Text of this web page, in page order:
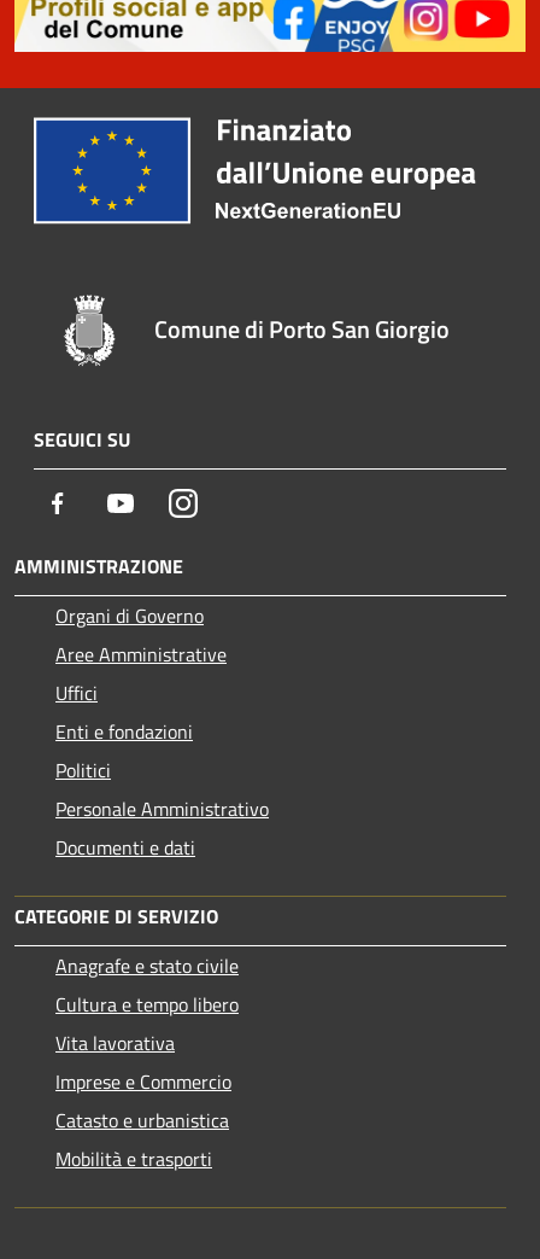
Comune di Porto San Giorgio
SEGUICI SU
Facebook YoutubeInstagram
AMMINISTRAZIONE
Organi di Governo
Aree Amministrative
Uffici
Enti e fondazioni
Politici
Personale Amministrativo
Documenti e dati
CATEGORIE DI SERVIZIO
Anagrafe e stato civile
Cultura e tempo libero
Vita lavorativa
Imprese e Commercio
Catasto e urbanistica
Mobilità e trasporti